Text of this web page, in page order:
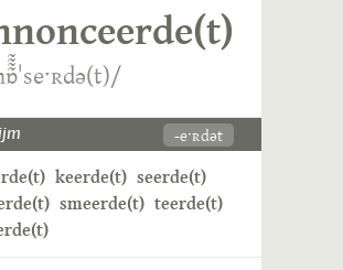
-eˑʀdət
keerde(t) seerde(t)
smeerde(t) teerde(t)